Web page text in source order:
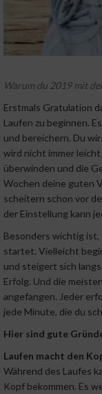
Warum du 2019 mit
Erstmals Gratulation
Laufen zu beginnen.
und bereichern. Du
wird nicht immer
überwinden und die
Wochen deine guten
scheitern schon vor
der Einstellung kann
Besonders wichtig ist,
startet. Vielleicht
und steigert sich
Erfolg. Und die
angefangen. Jeder
jede Minute, die du
Hier sind gute
Laufen macht den
Während des Laufes
Kopf bekommen. Es